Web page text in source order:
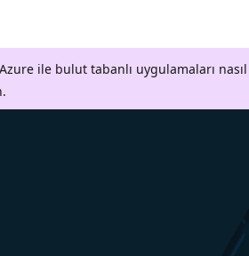
Azure ile bulut tabanlı uygulamaları